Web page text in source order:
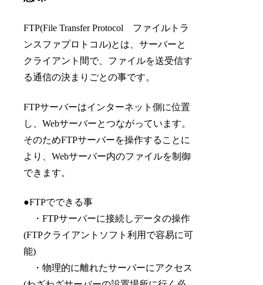
FTP(File Transfer Protocol ファイルトラ
ンスファプロトコル)とは、サーバーと
クライアント間で、ファイルを送受信す
る通信の決まりごとの事です。
FTPサーバーはインターネット側に位置
し、Webサーバーとつながっています。
そのためFTPサーバーを操作することに
より、Webサーバー内のファイルを制御
できます。
●FTPでできる事
・FTPサーバーに接続しデータの操作
(FTPクライアントソフト利用で容易に可
能)
・物理的に離れたサーバーにアクセス